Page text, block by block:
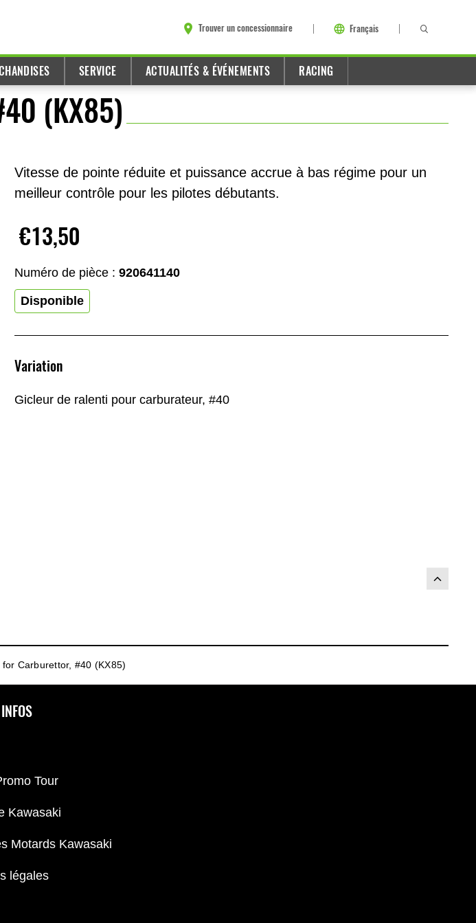
Trouver un concessionnaire Français
SERVICE ACTUALITÉS & ÉVÉNEMENTS RACING
(KX85)
Vitesse de pointe réduite et puissance accrue à bas régime pour un
meilleur contrôle pour les pilotes débutants.
€13,50
Numéro de pièce : 920641140
Disponible
Variation
Gicleur de ralenti pour carburateur, #40
Carburettor, #40 (KX85)
Tour
Kawasaki
Motards Kawasaki
légales